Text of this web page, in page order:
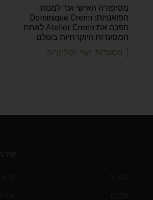
מסיפורה האישי ועד למנות
הפואטיות: Dominique Crenn
הפכה את Atelier Crenn לאחת
המסעדות היוקרתיות בעולם
| מסעדות שף וקולינריה